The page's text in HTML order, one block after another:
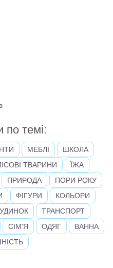
по темі:
МЕБЛІ
ШКОЛА
ТВАРИНИ
ЇЖА
ПРИРОДА
ПОРИ РОКУ
ФІГУРИ
КОЛЬОРИ
ТРАНСПОРТ
СІМ'Я ОДЯГ
ВАННА